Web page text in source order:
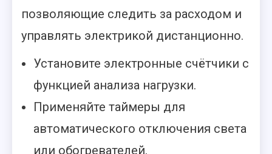
позволяющие следить за расходом и
управлять электрикой дистанционно.
Установите электронные счётчики с
функцией анализа нагрузки.
Применяйте таймеры для
автоматического отключения света
или обогревателей.